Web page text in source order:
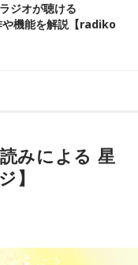
ジオが聴ける
や機能を解説【radiko
みによる 星
】